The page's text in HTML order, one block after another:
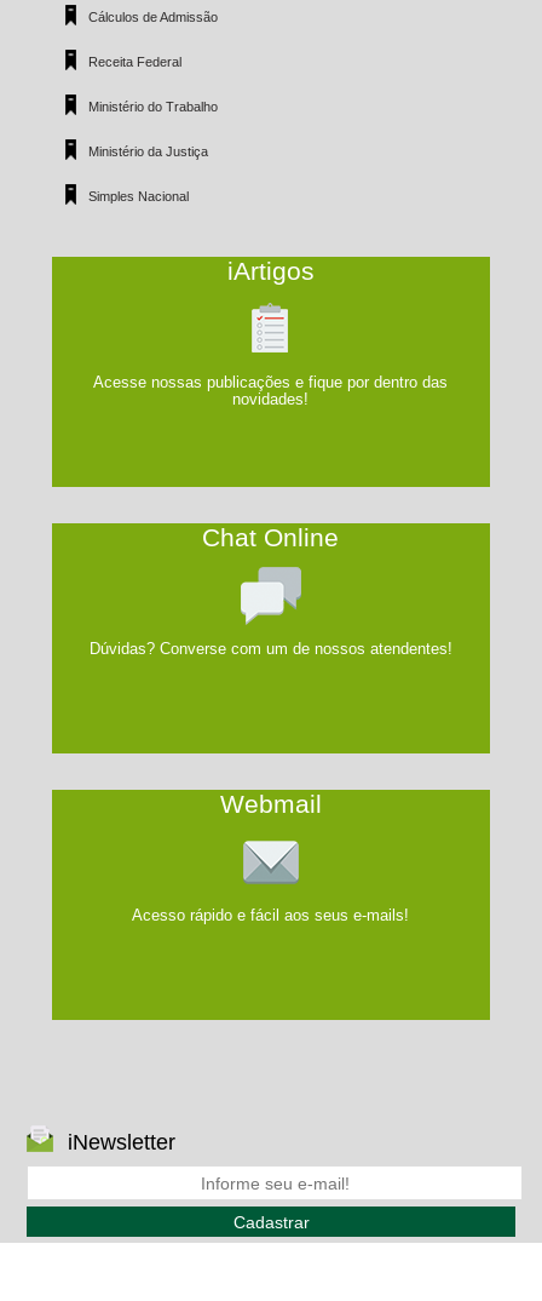
Cálculos de Admissão
Receita Federal
Ministério do Trabalho
Ministério da Justiça
Simples Nacional
iArtigos
Acesse nossas publicações e fique por dentro das
novidades!
Chat Online
Dúvidas? Converse com um de nossos atendentes!
Webmail
Acesso rápido e fácil aos seus e-mails!
iNewsletter
Cadastrar